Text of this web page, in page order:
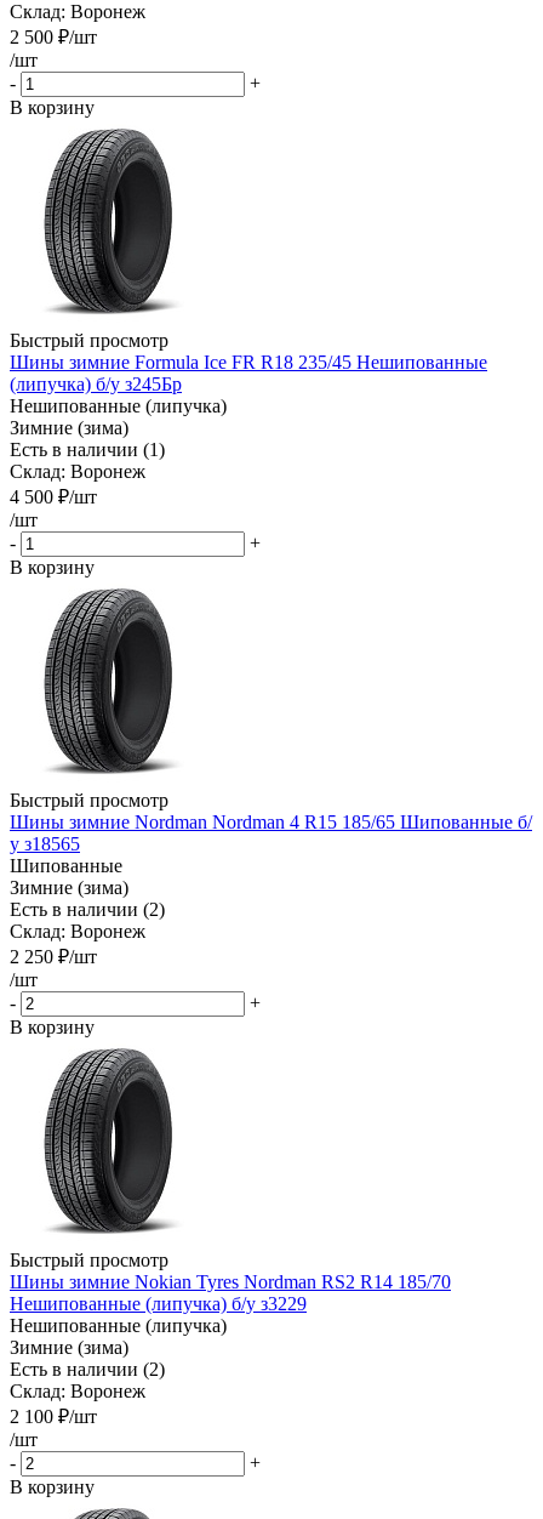
Склад: Воронеж
2 500 ₽/шт
/шт
-
+
В корзину
Быстрый просмотр
Шины зимние Formula Ice FR R18 235/45 Нешипованные
(липучка) б/у з245Бр
Нешипованные (липучка)
Зимние (зима)
Есть в наличии (1)
Склад: Воронеж
4 500 ₽/шт
/шт
-
+
В корзину
Быстрый просмотр
Шины зимние Nordman Nordman 4 R15 185/65 Шипованные б/
у з18565
Шипованные
Зимние (зима)
Есть в наличии (2)
Склад: Воронеж
2 250 ₽/шт
/шт
-
+
В корзину
Быстрый просмотр
Шины зимние Nokian Tyres Nordman RS2 R14 185/70
Нешипованные (липучка) б/у з3229
Нешипованные (липучка)
Зимние (зима)
Есть в наличии (2)
Склад: Воронеж
2 100 ₽/шт
/шт
-
+
В корзину